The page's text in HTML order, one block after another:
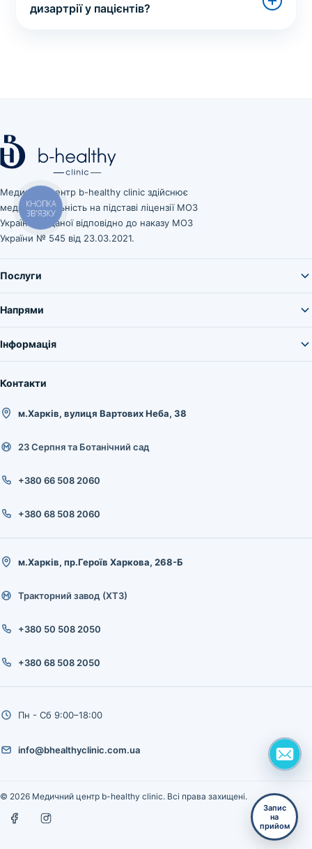
дизартрії у пацієнтів?
Медичний центр b-healthy clinic здійснює
медичну діяльність на підставі ліцензії МОЗ
України, виданої відповідно до наказу МОЗ
України № 545 від 23.03.2021.
Послуги
Напрями
Інформація
Контакти
м.Харків, вулиця Вартових Неба, 38
23 Серпня та Ботанічний сад
+380 66 508 2060
+380 68 508 2060
м.Харків, пр.Героїв Харкова, 268-Б
Тракторний завод (ХТЗ)
+380 50 508 2050
+380 68 508 2050
Пн - Сб 9:00–18:00
info@bhealthyclinic.com.ua
© 2026 Медичний центр b-healthy clinic. Всі права захищені.
Запис
на
прийом
КНОПКА
ЗВ'ЯЗКУ